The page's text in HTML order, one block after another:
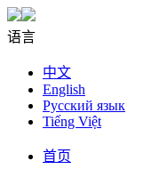
语言
中文
English
Русский язык
Tiếng Việt
首页